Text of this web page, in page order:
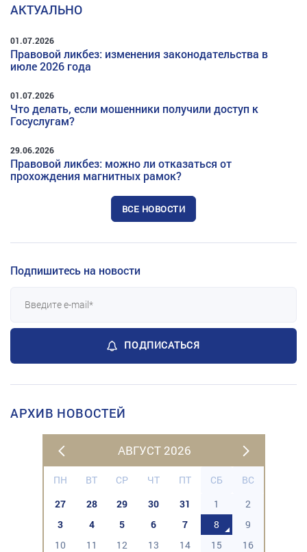
АКТУАЛЬНО
01.07.2026
Правовой ликбез: изменения законодательства в
июле 2026 года
01.07.2026
Что делать, если мошенники получили доступ к
Госуслугам?
29.06.2026
Правовой ликбез: можно ли отказаться от
прохождения магнитных рамок?
ВСЕ НОВОСТИ
Подпишитесь на новости
ПОДПИСАТЬСЯ
АРХИВ НОВОСТЕЙ
АВГУСТ 2026
ПН ВТ СР ЧТ ПТ СБ
ВС
27
28 29 30 31 1
2
3
4 5 6 7 8
9
10
11 12 13 14 15
16